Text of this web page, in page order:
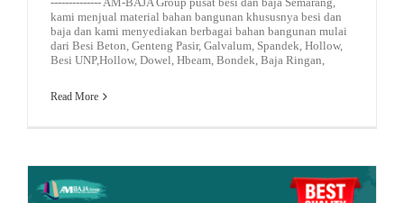
kami menjual material bahan bangunan khususnya besi dan
baja dan kami menyediakan berbagai bahan bangunan mulai
dari Besi Beton, Genteng Pasir, Galvalum, Spandek, Hollow,
Besi UNP,Hollow, Dowel, Hbeam, Bondek, Baja Ringan,
Read More